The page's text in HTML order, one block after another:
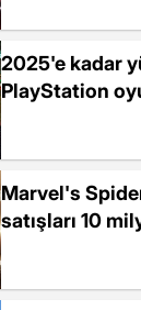
2025'e kadar
PlayStation
Marvel's
satışları 10